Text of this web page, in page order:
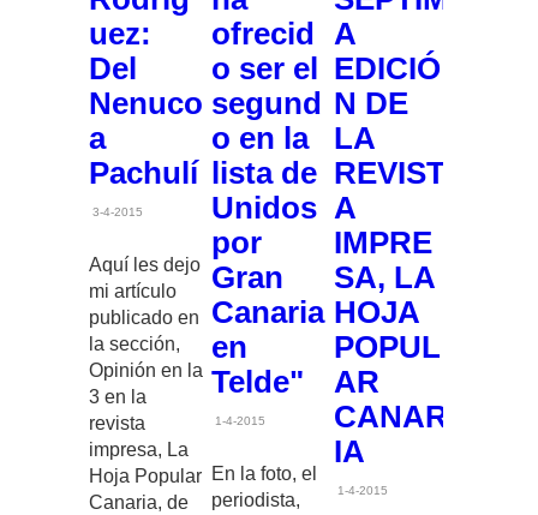
uez:
Del
Nenuco
a
Pachulí
3-4-2015
Aquí les dejo
mi artículo
publicado en
la sección,
Opinión en la
3 en la
revista
impresa, La
Hoja Popular
Canaria, de
ofrecid
o ser el
segund
o en la
lista de
Unidos
por
Gran
Canaria
en
Telde"
1-4-2015
En la foto, el
periodista,
A
EDICIÓ
N DE
LA
REVIST
A
IMPRE
SA, LA
HOJA
POPUL
AR
CANAR
IA
1-4-2015